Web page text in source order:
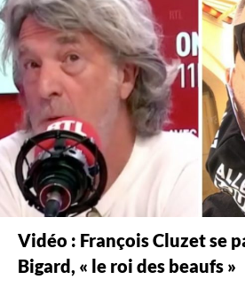
Vidéo : François Cluzet se
Bigard, « le roi des beaufs »